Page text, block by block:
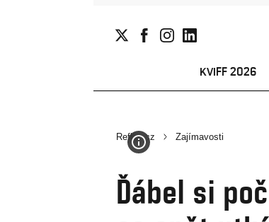
KVIFF 2026
Reflex.cz Zajímavosti
Ďábel si